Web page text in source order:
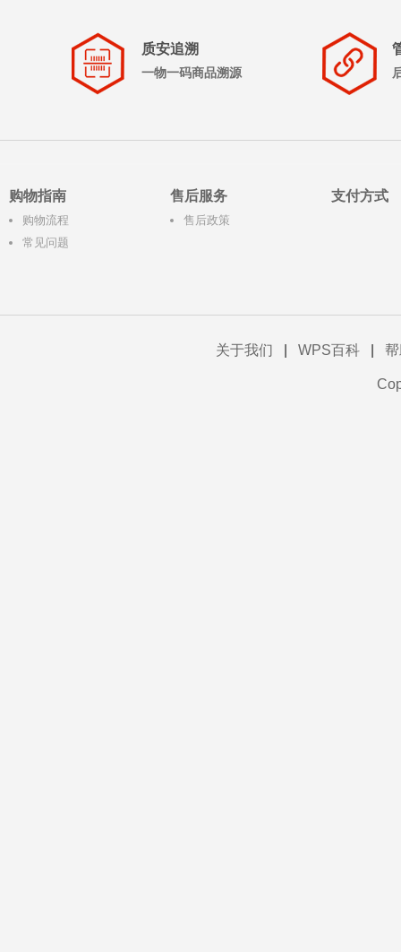
质安追溯
一物一码商品溯源
购物指南
购物流程
常见问题
售后服务
售后政策
支付方式
关于我们 WPS百科